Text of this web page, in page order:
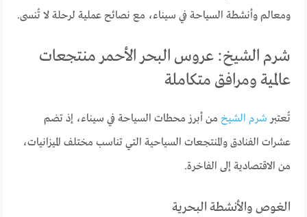
ومعالم وأنشطة السياحة في سيناء، مع نصائح عملية لرحلة لا تُنسى.
شرم الشيخ: عروس البحر الأحمر منتجعات
عالمية ومرافق متكاملة
تُعتبر شرم الشيخ من أبرز محطات السياحة في سيناء، إذ تضم
عشرات الفنادق والمنتجعات السياحية التي تناسب مختلف الميزانيات،
من الاقتصادية إلى الفاخرة.
الغوص والأنشطة البحرية